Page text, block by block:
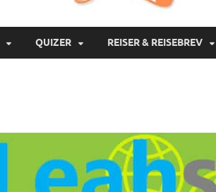
QUIZER REISER & REISEBREV